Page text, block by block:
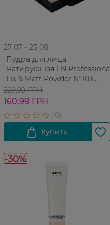
27 07 - 23 08
Пудра для лица
матирующая LN Professional
Fix & Matt Powder №103
Medium Beige 6,5 г
229,99 ГРН
160,99 ГРН
-30%